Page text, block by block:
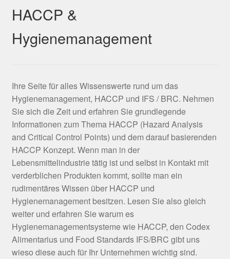
HACCP &
Hygienemanagement
Ihre Seite für alles Wissenswerte rund um das
Hygienemanagement, HACCP und IFS / BRC. Nehmen
Sie sich die Zeit und erfahren Sie grundlegende
Informationen zum Thema HACCP (Hazard Analysis
and Critical Control Points) und dem darauf basierenden
HACCP Konzept. Wenn man in der
Lebensmittelindustrie tätig ist und selbst in Kontakt mit
verderblichen Produkten kommt, sollte man ein
rudimentäres Wissen über HACCP und
Hygienemanagement besitzen. Lesen Sie also gleich
weiter und erfahren Sie warum es
Hygienemanagementsysteme wie HACCP, den Codex
Alimentarius und Food Standards IFS/BRC gibt uns
wieso diese auch für Ihr Unternehmen wichtig sind.